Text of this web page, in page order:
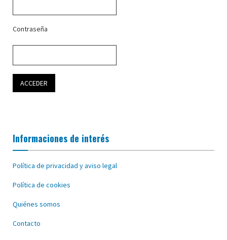
Contraseña
Informaciones de interés
Política de privacidad y aviso legal
Política de cookies
Quiénes somos
Contacto